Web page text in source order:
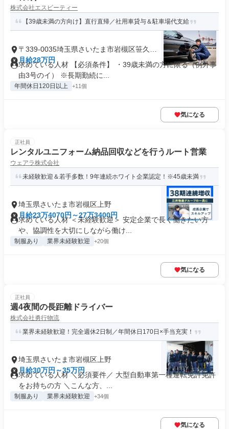
株式会社エスビーティー
【39歳未満の方向け】直行直帰／社用車貸与＆駐車場代支給
〒339-0035埼玉県さいたま市岩槻区笹久保
新田
月給28万円
求めている人材 【必須条件】 ・39歳未満の方に限る（例外事
由3号のイ） ※長期勤続に...
年間休日120日以上 +11個
気になる
正社員
レンタルユニフォーム納品回収などを行うルート営業
ウェアラ株式会社
未経験歓迎＆若手多数！9年連続ホワイト企業認定！※45歳未満
埼玉県さいたま市岩槻区上野
月給23万4070円～27万3400円
求めている人材 ＜未経験歓迎＞ 安定企業で長く働きたい方
や、協調性を大切にしながら働け...
制服あり 業界未経験歓迎 +20個
気になる
正社員
週4夜間の長距離ドライバー
株式会社勇行物流
業界未経験歓迎！完全週休2日制／年間休日170日×手当充実！
埼玉県さいたま市岩槻区上野
月給30万円～35万円
求めている人材 ＼必須要件／ 大型自動車第一種運転免許免許
をお持ちの方 ＼こんな方、...
制服あり 業界未経験歓迎 +34個
気になる